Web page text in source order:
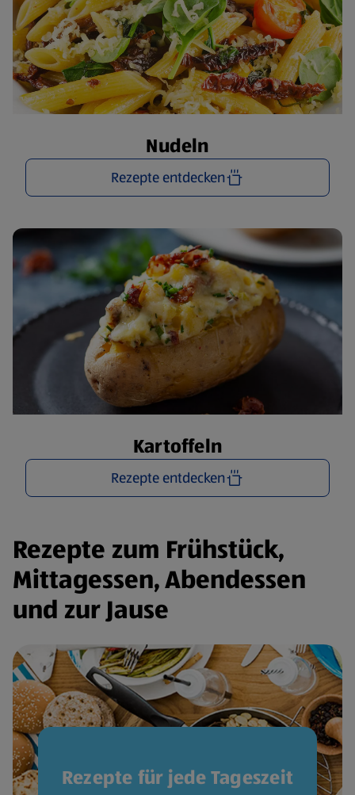
Nudeln
Rezepte entdecken
Kartoffeln
Rezepte entdecken
Rezepte zum Frühstück,
Mittagessen, Abendessen
und zur Jause
Rezepte für jede Tageszeit